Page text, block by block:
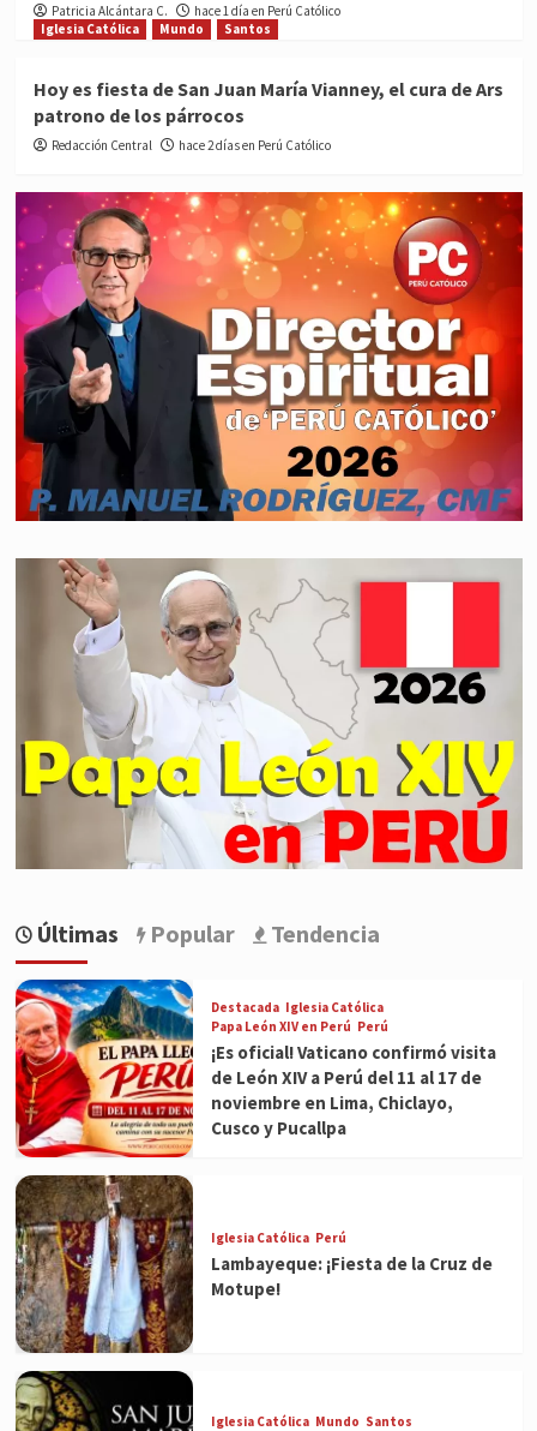
Patricia Alcántara C.
hace 1 día en Perú Católico
Iglesia Católica
Mundo Santos
Hoy es fiesta de San Juan María Vianney, el cura de Ars
patrono de los párrocos
Redacción Central hace 2 días en Perú Católico
Últimas Popular Tendencia
Destacada Iglesia Católica
Papa León XIV en Perú Perú
¡Es oficial! Vaticano confirmó visita
de León XIV a Perú del 11 al 17 de
noviembre en Lima, Chiclayo,
Cusco y Pucallpa
Iglesia Católica Perú
Lambayeque: ¡Fiesta de la Cruz de
Motupe!
Iglesia Católica Mundo Santos